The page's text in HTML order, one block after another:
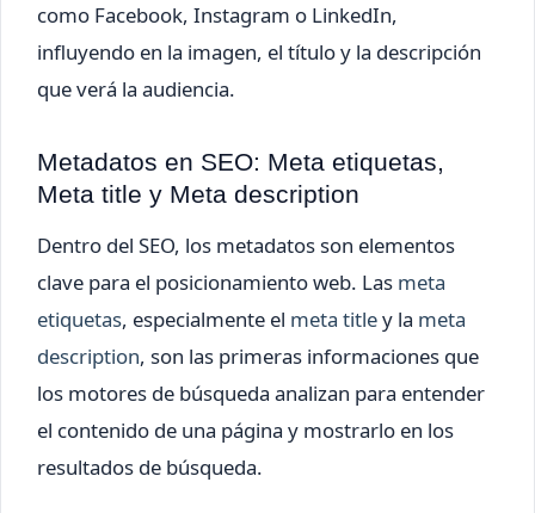
como Facebook, Instagram o LinkedIn,
influyendo en la imagen, el título y la descripción
que verá la audiencia.
Metadatos en SEO: Meta etiquetas,
Meta title y Meta description
Dentro del SEO, los metadatos son elementos
clave para el posicionamiento web. Las meta
etiquetas, especialmente el meta titley la meta
description, son las primeras informaciones que
los motores de búsqueda analizan para entender
el contenido de una página y mostrarlo en los
resultados de búsqueda.